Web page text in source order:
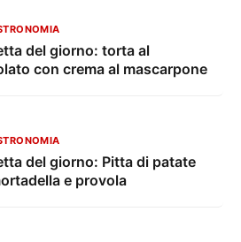
del giorno: torta al
con crema al mascarpone
del giorno: Pitta di patate
e provola